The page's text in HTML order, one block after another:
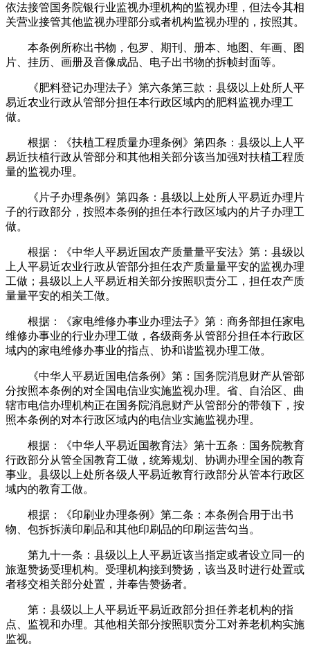
依法接管国务院银行业监视办理机构的监视办理，但法令其相
关营业接管其他监视办理部分或者机构监视办理的，按照其。
本条例所称出书物，包罗、期刊、册本、地图、年画、图
片、挂历、画册及音像成品、电子出书物的拆帧封面等。
《肥料登记办理法子》第六条第三款：县级以上处所人平
易近农业行政从管部分担任本行政区域内的肥料监视办理工
做。
根据：《扶植工程质量办理条例》第四条：县级以上人平
易近扶植行政从管部分和其他相关部分该当加强对扶植工程质
量的监视办理。
《片子办理条例》第四条：县级以上处所人平易近办理片
子的行政部分，按照本条例的担任本行政区域内的片子办理工
做。
根据：《中华人平易近国农产质量量平安法》第：县级以
上人平易近农业行政从管部分担任农产质量量平安的监视办理
工做；县级以上人平易近相关部分按照职责分工，担任农产质
量量平安的相关工做。
根据：《家电维修办事业办理法子》第：商务部担任家电
维修办事业的行业办理工做，各级商务从管部分担任本行政区
域内的家电维修办事业的指点、协和谐监视办理工做。
《中华人平易近国电信条例》第：国务院消息财产从管部
分按照本条例的对全国电信业实施监视办理。省、自治区、曲
辖市电信办理机构正在国务院消息财产从管部分的带领下，按
照本条例的对本行政区域内的电信业实施监视办理。
根据：《中华人平易近国教育法》第十五条：国务院教育
行政部分从管全国教育工做，统筹规划、协调办理全国的教育
事业。县级以上处所各级人平易近教育行政部分从管本行政区
域内的教育工做。
根据：《印刷业办理条例》第二条：本条例合用于出书
物、包拆拆潢印刷品和其他印刷品的印刷运营勾当。
第九十一条：县级以上人平易近该当指定或者设立同一的
旅逛赞扬受理机构。受理机构接到赞扬，该当及时进行处置或
者移交相关部分处置，并奉告赞扬者。
第：县级以上人平易近平易近政部分担任养老机构的指
点、监视和办理。其他相关部分按照职责分工对养老机构实施
监视。